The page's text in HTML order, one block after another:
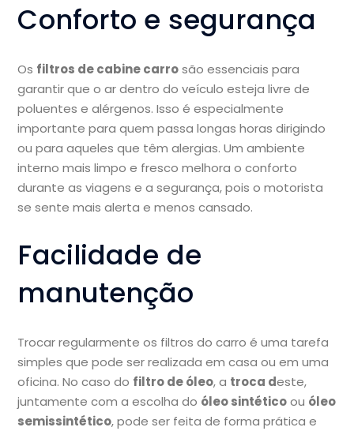
Conforto e segurança
Os filtros de cabine carrosão essenciais para
garantir que o ar dentro do veículo esteja livre de
poluentes e alérgenos. Isso é especialmente
importante para quem passa longas horas dirigindo
ou para aqueles que têm alergias. Um ambiente
interno mais limpo e fresco melhora o conforto
durante as viagens e a segurança, pois o motorista
se sente mais alerta e menos cansado.
Facilidade de
manutenção
Trocar regularmente os filtros do carro é uma tarefa
simples que pode ser realizada em casa ou em uma
oficina. No caso do filtro de óleo, a troca deste,
juntamente com a escolha do óleo sintéticoou óleo
semissintético, pode ser feita de forma prática e